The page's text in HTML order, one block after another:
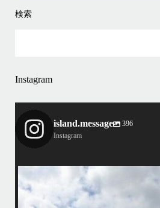
検索
Instagram
island.message
396
Instagram
4/7（日）今シーズン最後のホエールウォ
た